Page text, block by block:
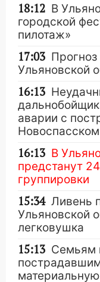
18:12 В
городской
пилотаж»
17:03 Прогноз
Ульяновской
16:13
аварии с
16:13 В
предстанут
группировки
15:34 Ливень
Ульяновской
легковушка
15:13 Семьям